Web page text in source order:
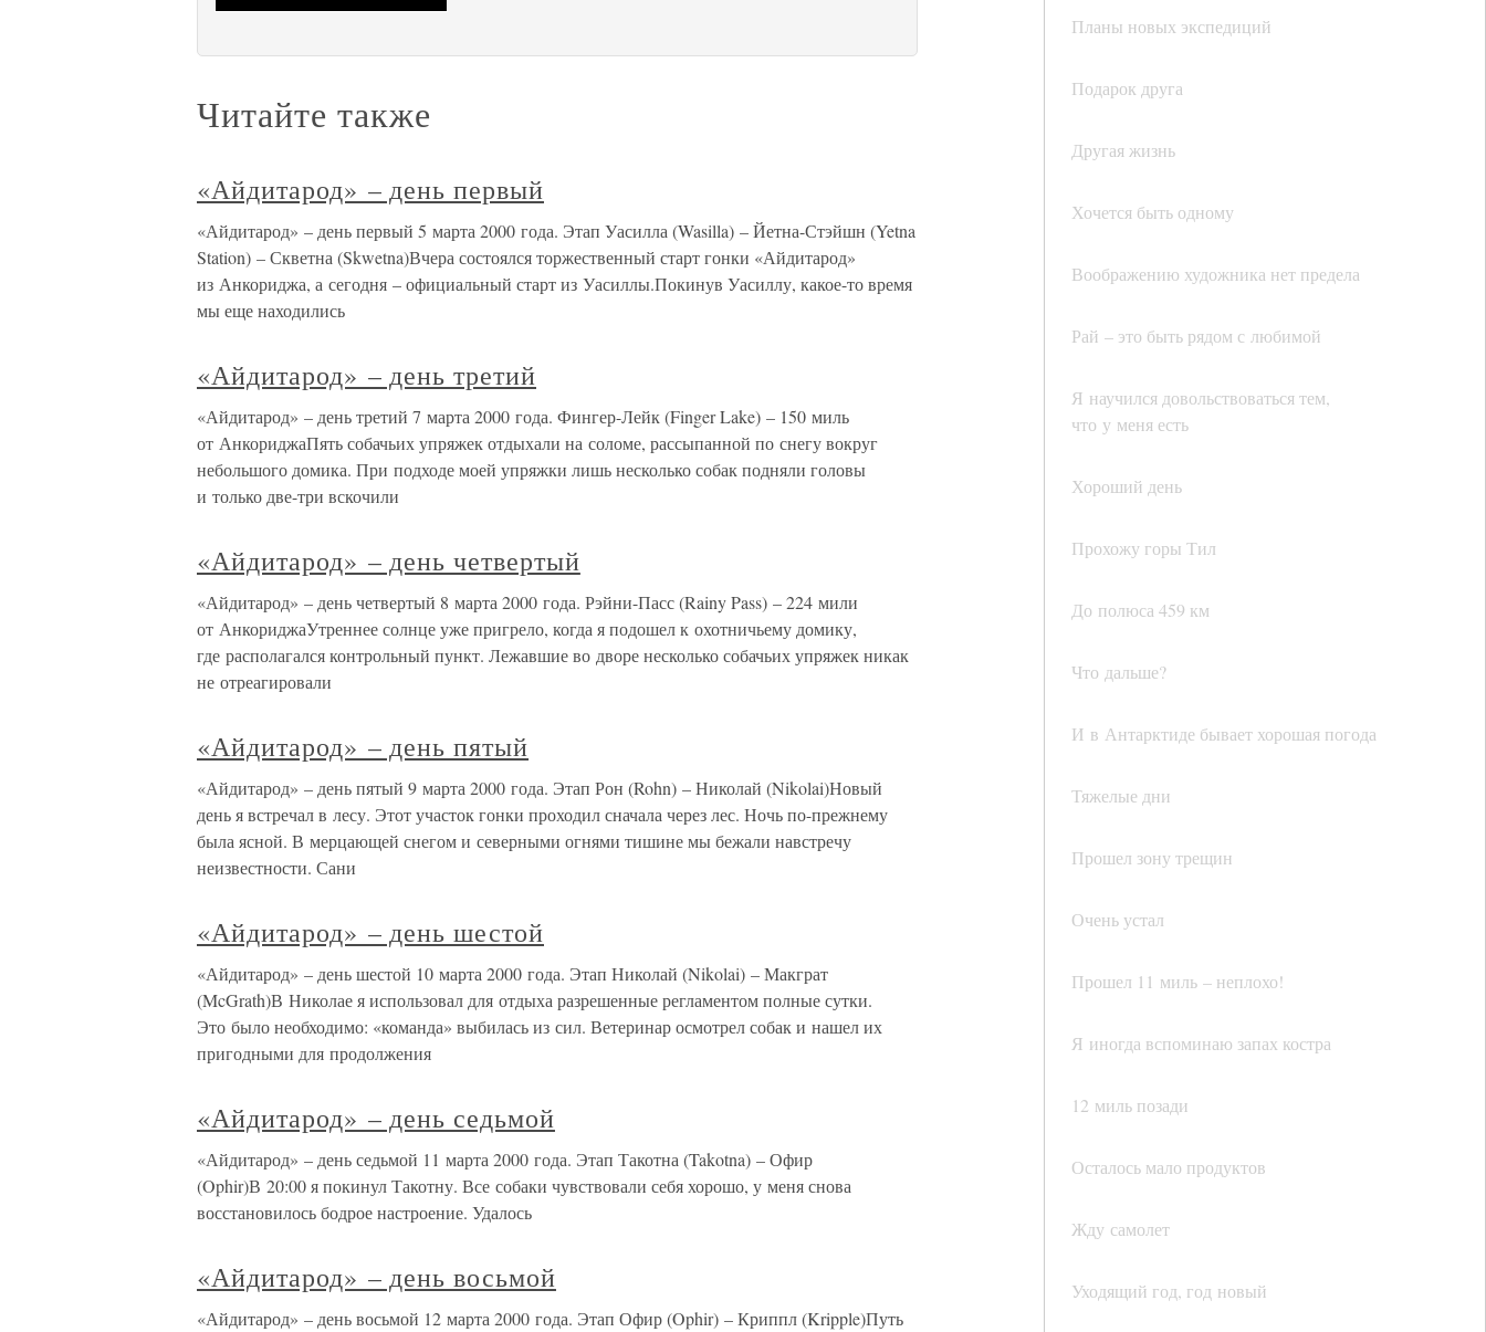
Планы новых экспедиций
Подарок друга
Другая жизнь
Хочется быть одному
Воображению художника нет предела
Рай – это быть рядом с любимой
Я научился довольствоваться тем,
что у меня есть
Хороший день
Прохожу горы Тил
До полюса 459 км
Что дальше?
И в Антарктиде бывает хорошая погода
Тяжелые дни
Прошел зону трещин
Очень устал
Прошел 11 миль – неплохо!
Я иногда вспоминаю запах костра
12 миль позади
Осталось мало продуктов
Жду самолет
Уходящий год, год новый
Читайте также
«Айдитарод» – день первый
«Айдитарод» – день первый 5 марта 2000 года. Этап Уасилла (Wasilla) – Йетна-Стэйшн (Yetna
Station) – Скветна (Skwetna)Вчера состоялся торжественный старт гонки «Айдитарод»
из Анкориджа, а сегодня – официальный старт из Уасиллы.Покинув Уасиллу, какое-то время
мы еще находились
«Айдитарод» – день третий
«Айдитарод» – день третий 7 марта 2000 года. Фингер-Лейк (Finger Lake) – 150 миль
от АнкориджаПять собачьих упряжек отдыхали на соломе, рассыпанной по снегу вокруг
небольшого домика. При подходе моей упряжки лишь несколько собак подняли головы
и только две-три вскочили
«Айдитарод» – день четвертый
«Айдитарод» – день четвертый 8 марта 2000 года. Рэйни-Пасс (Rainy Pass) – 224 мили
от АнкориджаУтреннее солнце уже пригрело, когда я подошел к охотничьему домику,
где располагался контрольный пункт. Лежавшие во дворе несколько собачьих упряжек никак
не отреагировали
«Айдитарод» – день пятый
«Айдитарод» – день пятый 9 марта 2000 года. Этап Рон (Rohn) – Николай (Nikolai)Новый
день я встречал в лесу. Этот участок гонки проходил сначала через лес. Ночь по-прежнему
была ясной. В мерцающей снегом и северными огнями тишине мы бежали навстречу
неизвестности. Сани
«Айдитарод» – день шестой
«Айдитарод» – день шестой 10 марта 2000 года. Этап Николай (Nikolai) – Макграт
(McGrath)В Николае я использовал для отдыха разрешенные регламентом полные сутки.
Это было необходимо: «команда» выбилась из сил. Ветеринар осмотрел собак и нашел их
пригодными для продолжения
«Айдитарод» – день седьмой
«Айдитарод» – день седьмой 11 марта 2000 года. Этап Такотна (Takotna) – Офир
(Ophir)В 20:00 я покинул Такотну. Все собаки чувствовали себя хорошо, у меня снова
восстановилось бодрое настроение. Удалось
«Айдитарод» – день восьмой
«Айдитарод» – день восьмой 12 марта 2000 года. Этап Офир (Ophir) – Криппл (Kripple)Путь